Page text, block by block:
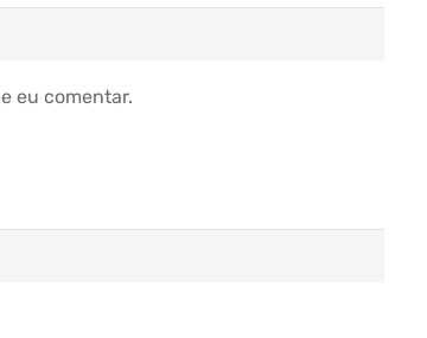
eu comentar.